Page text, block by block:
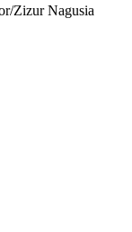
Zizur Nagusia